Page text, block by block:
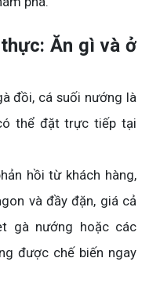
Ăn gì và ở
đồi, cá suối nướng là
thể đặt trực tiếp tại
hồi từ khách hàng,
và đầy đặn, giá cả
gà nướng hoặc các
được chế biến ngay